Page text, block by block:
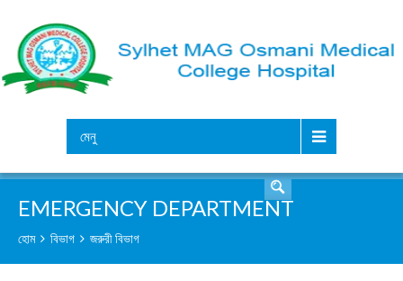
মেনু
EMERGENCY DEPARTMENT
হোম বিভাগ জরুরী বিভাগ